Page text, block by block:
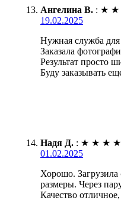
Ангелина В. : ★ ★
19.02.2025
Нужная служба
Заказала
Результат просто
Буду заказывать
Надя Д. : ★ ★ ★ ★
01.02.2025
Хорошо. Загрузила
размеры. Через
Качество